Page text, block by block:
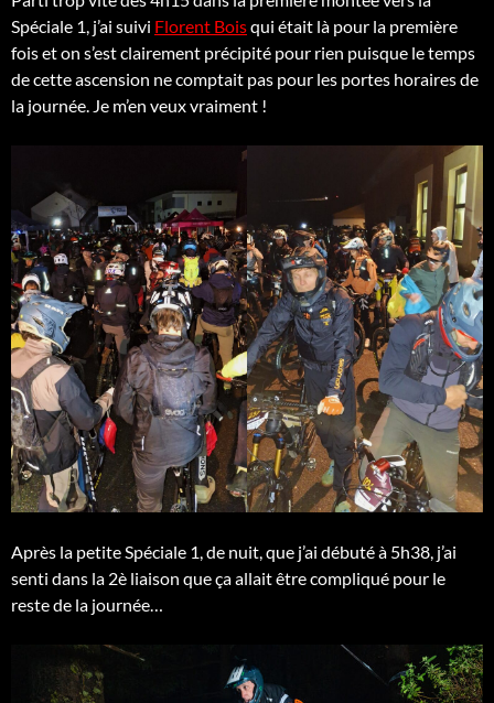
Spéciale 1, j’ai suivi Florent Boisqui était là pour la première
fois et on s’est clairement précipité pour rien puisque le temps
de cette ascension ne comptait pas pour les portes horaires de
la journée. Je m’en veux vraiment !
Après la petite Spéciale 1, de nuit, que j’ai débuté à 5h38, j’ai
senti dans la 2è liaison que ça allait être compliqué pour le
reste de la journée…